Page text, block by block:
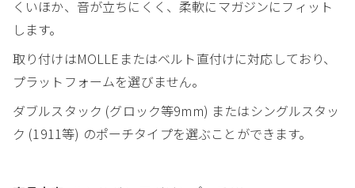
くいほか、音が立ちにくく、柔軟にマガジンにフィット
します。
取り付けはMOLLEまたはベルト直付けに対応しており、
プラットフォームを選びません。
ダブルスタック (グロック等9mm) またはシングルスタッ
ク (1911等) のポーチタイプを選ぶことができます。